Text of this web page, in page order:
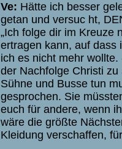
Ve: Hätte ich besser
getan und versuc ht,
„Ich folge dir im Kreuze
ertragen kann, auf dass
ich es nicht mehr
der Nachfolge Christi
Sühne und Busse tun
gesprochen. Sie
euch für andere, wenn
wäre die größte
Kleidung verschaffen,